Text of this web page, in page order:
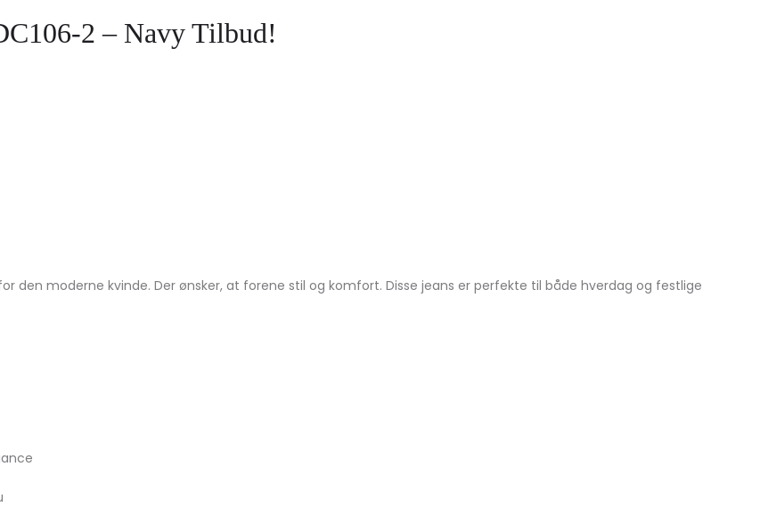
2 – Navy Tilbud!
den moderne kvinde. Der ønsker, at forene stil og komfort. Disse jeans er perfekte til både hverdag og festlige